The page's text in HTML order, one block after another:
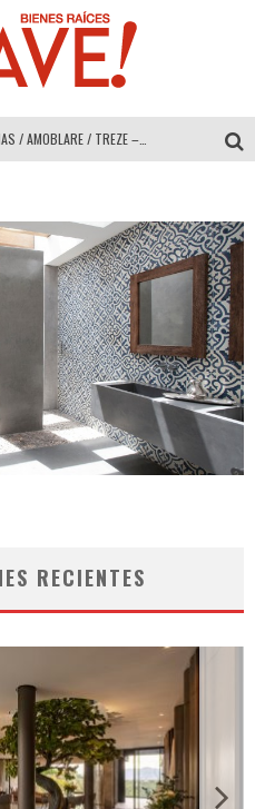
MULTIOFICINAS / AMOBLARE / TREZE – Especial Interiorismo & Decoración 2026
COLINEAL – Especial Interiorismo & Decoración 2026
ADRIANA HOYOS DESIGN STUDIO – Especial Interiorismo & Decoración 2026
RECIENTES